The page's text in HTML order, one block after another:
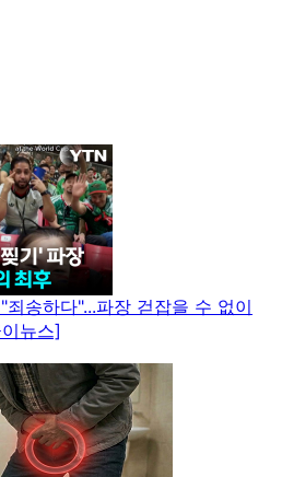
송하다"...파장 걷잡을 수 없이
뉴스]